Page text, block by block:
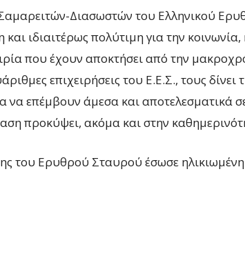
Διασωστών του Ελληνικού
ιδιαιτέρως πολύτιμη για την
που έχουν αποκτήσει από την
επιχειρήσεις του Ε.Ε.Σ., τους δίνει
να επέμβουν άμεσα και αποτελεσματικά
προκύψει, ακόμα και στην
του Ερυθρού Σταυρού έσωσε